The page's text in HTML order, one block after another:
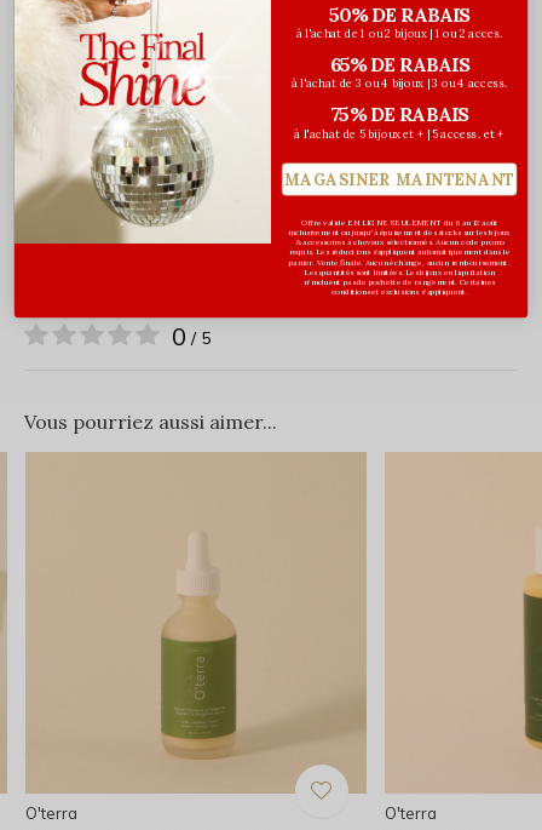
Sativa (Carrot) Seed Oil, Cucurbita Pepo (Pumpkin) Seed
Oil, Tocopherol.
0 / 5
Vous pourriez aussi aimer...
O'terra O'terra
50% DE RABAIS
à l'achat de 1 ou 2 bijoux | 1 ou 2 acces.
65% DE RABAIS
à l'achat de 3 ou 4 bijoux | 3 ou 4 access.
75% DE RABAIS
à l'achat de 5 bijoux et + | 5 access. et +
MAGASINER MAINTENANT
Offre valide EN LIGNE SEULEMENT du 6 au 12 août
inclusivement ou jusqu'à épuisement des stocks sur les bijoux
& accessoires à cheveux sélectionnés. Aucun code promo
requis. Les réductions s’appliquent automatiquement dans le
panier. Vente finale. Aucun échange, aucun remboursement.
Les quantités sont limitées. Les bijoux en liquidation
n'incluent pas de pochette de rangement. Certaines
conditions et exclusions s'appliquent.